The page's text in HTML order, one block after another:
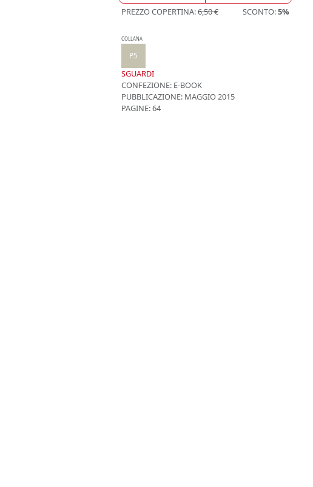
PREZZO COPERTINA:6,50 € SCONTO:5%
COLLANA
P5
SGUARDI
CONFEZIONE: E-BOOK
PUBBLICAZIONE: MAGGIO 2015
PAGINE: 64